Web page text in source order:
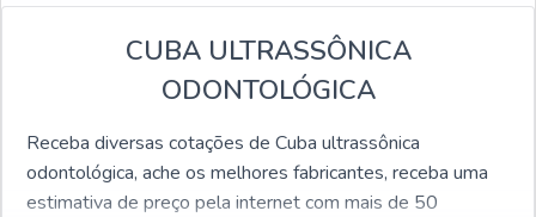
CUBA ULTRASSÔNICA
ODONTOLÓGICA
Receba diversas cotações de Cuba ultrassônica
odontológica, ache os melhores fabricantes, receba uma
estimativa de preço pela internet com mais de 50